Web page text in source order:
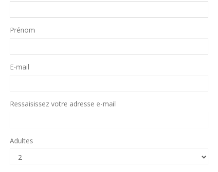
Prénom
E-mail
Ressaisissez votre adresse e-mail
Adultes